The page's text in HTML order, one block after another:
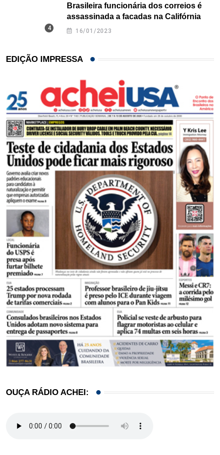
Brasileira funcionária dos correios é
assassinada a facadas na Califórnia
16/01/2023
EDIÇÃO IMPRESSA
OUÇA RÁDIO ACHEI: